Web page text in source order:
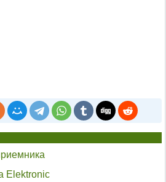
Elektronic